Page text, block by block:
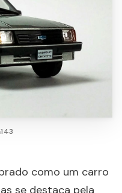
como um carro
se destaca pela